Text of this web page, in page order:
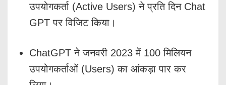
उपयोगकर्ता (Active Users) ने प्रति दिन Chat
GPT पर विजिट किया।
ChatGPT ने जनवरी 2023 में 100 मिलियन
उपयोगकर्ताओं (Users) का आंकड़ा पार कर